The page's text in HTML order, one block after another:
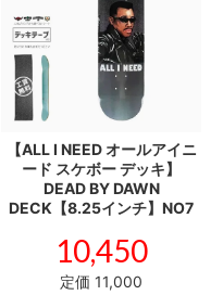
【ALL I NEED オールアイニ
ード スケボー デッキ】
DEAD BY DAWN
DECK【8.25インチ】NO7
10,450
定価 11,000